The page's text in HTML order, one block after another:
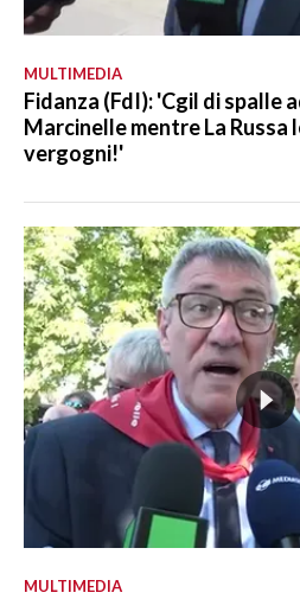
MULTIMEDIA
Fidanza (FdI): 'Cgil di spalle
Marcinelle mentre La
vergogni!'
MULTIMEDIA